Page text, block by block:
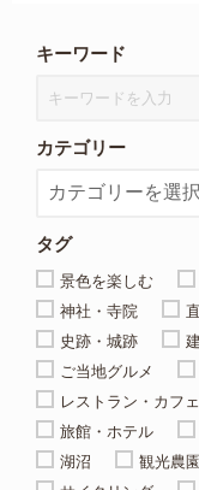
キーワード
カテゴリー
タグ
景色を楽しむ
神社・寺院
史跡・城跡
ご当地グルメ
レストラン・カフェ
旅館・ホテル
湖沼
観光農園